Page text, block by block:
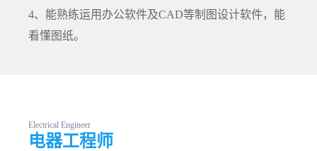
4、能熟练运用办公软件及CAD等制图设计软件，能
看懂图纸。
Electrical Engineer
电器工程师